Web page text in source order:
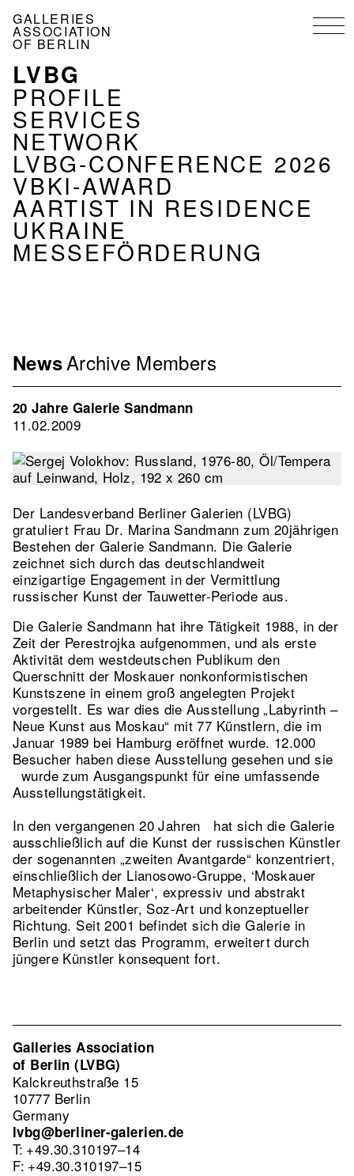
main
GALLERIES
ASSOCIATION
OF BERLIN
MENU
ASSOCIATION
EN
LVBG
PROFILE
SERVICES
NETWORK
LVBG-CONFERENCE 2026
VBKI-AWARD
AARTIST IN RESIDENCE
UKRAINE
MESSEFÖRDERUNG
Menu
Association
EN
2nd
NewsArchive Members
20 Jahre Galerie Sandmann
11.02.2009
Der Landesverband Berliner Galerien (LVBG)
gratuliert Frau Dr. Marina Sandmann zum 20jährigen
Bestehen der Galerie Sandmann. Die Galerie
zeichnet sich durch das deutschlandweit
einzigartige Engagement in der Vermittlung
russischer Kunst der Tauwetter-Periode aus.
Die Galerie Sandmann hat ihre Tätigkeit 1988, in der
Zeit der Perestrojka aufgenommen, und als erste
Aktivität dem westdeutschen Publikum den
Querschnitt der Moskauer nonkonformistischen
Kunstszene in einem groß angelegten Projekt
vorgestellt. Es war dies die Ausstellung „Labyrinth –
Neue Kunst aus Moskau“ mit 77 Künstlern, die im
Januar 1989 bei Hamburg eröffnet wurde. 12.000
Besucher haben diese Ausstellung gesehen und sie
wurde zum Ausgangspunkt für eine umfassende
Ausstellungstätigkeit.
In den vergangenen 20 Jahren hat sich die Galerie
ausschließlich auf die Kunst der russischen Künstler
der sogenannten „zweiten Avantgarde“ konzentriert,
einschließlich der Lianosowo-Gruppe, ‘Moskauer
Metaphysischer Maler‘, expressiv und abstrakt
arbeitender Künstler, Soz-Art und konzeptueller
Richtung. Seit 2001 befindet sich die Galerie in
Berlin und setzt das Programm, erweitert durch
jüngere Künstler konsequent fort.
Galleries Association
of Berlin (LVBG)
Kalckreuthstraße 15
10777 Berlin
Germany
lvbg@berliner-galerien.de
T: +49.30.310197–14
F: +49.30.310197–15